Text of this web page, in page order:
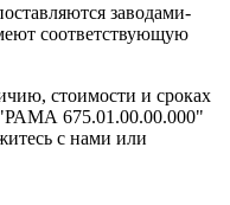
заводами-
соответствующую
стоимости и сроках
"РАМА 675.01.00.00.000"
с нами или